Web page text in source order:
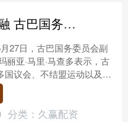
云上速融 古巴国务委员会副主席: 寻求国际社会支持古巴主权与正义事业
27日，古巴国务委员会副
丽亚·马里·马查多表示，古
国议会、不结盟运动以及拉
比议会等国际组织，寻求
巴主权....
分类： 久赢配资